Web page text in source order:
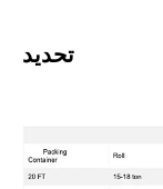
تحديد